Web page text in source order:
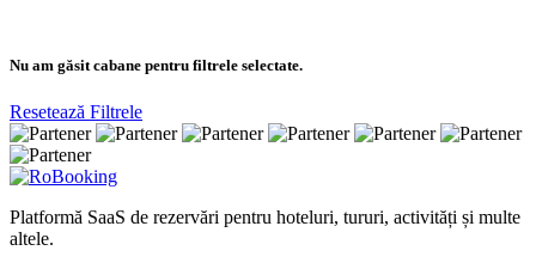
Nu am găsit cabane pentru filtrele selectate.
Resetează Filtrele
Platformă SaaS de rezervări pentru hoteluri, tururi, activități și multe
altele.